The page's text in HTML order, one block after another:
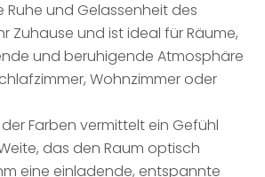
und Gelassenheit des
Zuhause und ist ideal für Räume,
und beruhigende Atmosphäre
Wohnzimmer oder
Farben vermittelt ein Gefühl
das den Raum optisch
eine einladende, entspannte